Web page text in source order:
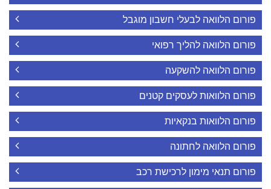
פורום הלוואה לבעלי חשבון מוגבל
פורום הלוואה להליך רפואי
פורום הלוואה להשקעה
פורום הלוואות לעסקים קטנים
פורום הלוואות בנקאיות
פורום הלוואה לחתונה
פורום תנאי מימון לרכישת רכב